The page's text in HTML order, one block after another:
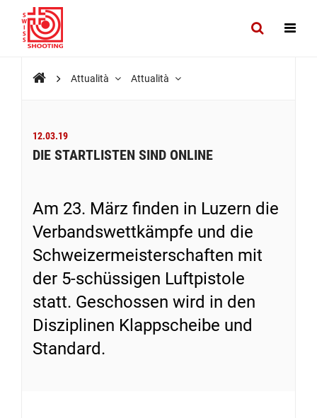
Attualità Attualità
12.03.19
DIE STARTLISTEN SIND ONLINE
Am 23. März finden in Luzern die
Verbandswettkämpfe und die
Schweizermeisterschaften mit
der 5-schüssigen Luftpistole
statt. Geschossen wird in den
Disziplinen Klappscheibe und
Standard.